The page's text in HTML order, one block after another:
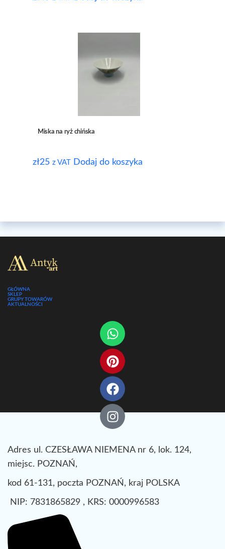
Miska na ryż chińska
zł25 z VAT Dodaj do koszyka
GŁÓWNA
SKLEP
GRUPY TOWARÓW
AKTUALNOŚCI
Adres ul. CZESŁAWA NIEMENA nr 6, lok. 124,
miejsc. POZNAŃ,
kod 61-131, poczta POZNAŃ, kraj POLSKA
NIP: 7831865829 , KRS: 0000996583